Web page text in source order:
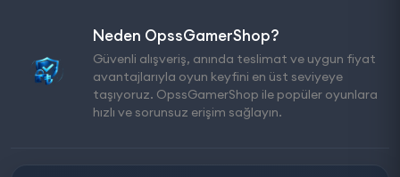
Neden OpssGamerShop?
Güvenli alışveriş, anında teslimat ve uygun fiyat
avantajlarıyla oyun keyfini en üst seviyeye
taşıyoruz. OpssGamerShop ile popüler oyunlara
hızlı ve sorunsuz erişim sağlayın.